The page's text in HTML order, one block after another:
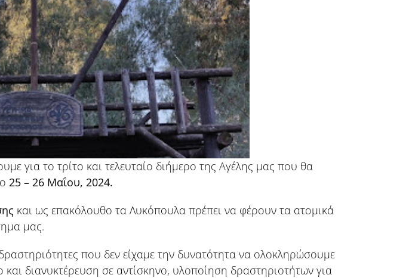
για το τρίτο και τελευταίο διήμερο της Αγέλης μας που θα
25 – 26 Μαΐου, 2024.
και ως επακόλουθο τα Λυκόπουλα πρέπει να φέρουν τα ατομικά
μας.
που δεν είχαμε την δυνατότητα να ολοκληρώσουμε
διανυκτέρευση σε αντίσκηνο, υλοποίηση δραστηριοτήτων για